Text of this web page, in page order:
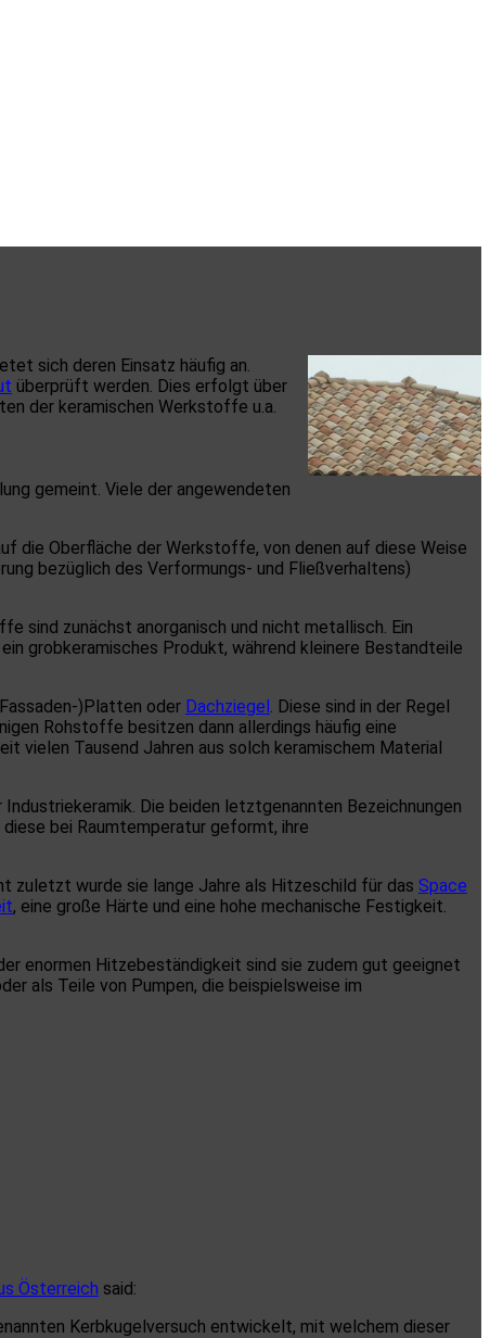
sich deren Einsatz häufig an.
überprüft werden. Dies erfolgt über
der keramischen Werkstoffe u.a.
gemeint. Viele der angewendeten
die Oberfläche der Werkstoffe, von denen auf diese Weise
bezüglich des Verformungs- und Fließverhaltens)
sind zunächst anorganisch und nicht metallisch. Ein
grobkeramisches Produkt, während kleinere Bestandteile
)Platten oder Dachziegel. Diese sind in der Regel
Rohstoffe besitzen dann allerdings häufig eine
vielen Tausend Jahren aus solch keramischem Material
Industriekeramik. Die beiden letztgenannten Bezeichnungen
bei Raumtemperatur geformt, ihre
zuletzt wurde sie lange Jahre als Hitzeschild für das Space
, eine große Härte und eine hohe mechanische Festigkeit.
enormen Hitzebeständigkeit sind sie zudem gut geeignet
als Teile von Pumpen, die beispielsweise im
Österreich said:
Kerbkugelversuch entwickelt, mit welchem dieser